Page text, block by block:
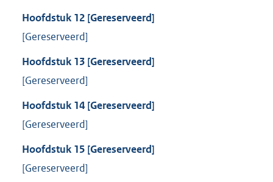
Hoofdstuk 12 [Gereserveerd]
[Gereserveerd]
Hoofdstuk 13 [Gereserveerd]
[Gereserveerd]
Hoofdstuk 14 [Gereserveerd]
[Gereserveerd]
Hoofdstuk 15 [Gereserveerd]
[Gereserveerd]